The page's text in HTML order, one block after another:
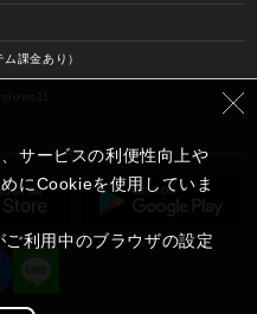
課金あり）
サービスの利便性向上や
にCookieを使用していま
利用中のブラウザの設定